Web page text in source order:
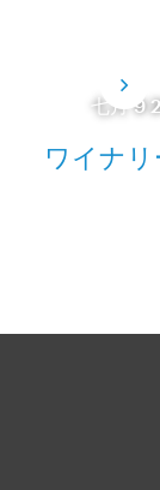
七月 9
ワイナ